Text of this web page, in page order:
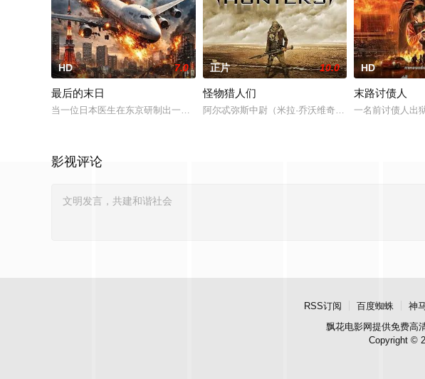
HD 7.0
最后的末日
当一位日本医生在东京研制出一种神秘病毒并逃脱控制后，世界陷入混乱。这种医学异常迅
正片 10.0
怪物猎人们
阿尔忒弥斯中尉（米拉·乔沃维奇 饰）和她的精英小
HD
末路讨债人
一名前讨债人出
影视评论
RSS订阅 百度蜘蛛 神
飘花电影网提供免费高
Copyright ©